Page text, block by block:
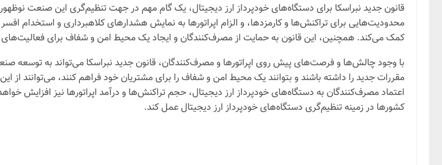
قانون جدید نبراسکا برای دستگاه‌های خودپرداز ارز دیجیتال، یک گام مهم در جهت تنظیم‌گری این صنعت
محدودیت‌هایی برای تراکنش‌ها و کارمزدها، و الزام اپراتورها به نمایش هشدارهای کلاهبرداری و استخدام
کمک می‌کند. همچنین، این قانون به حمایت از مصرف‌کنندگان و ایجاد یک محیط امن و شفاف برای
با وجود چالش‌ها و فرصت‌های پیش روی اپراتورها و مصرف‌کنندگان، قانون جدید نبراسکا می‌تواند به توسعه
مقررات جدید را داشته باشند و بتوانند یک محیط امن و شفاف را برای مشتریان خود فراهم کنند، می‌توانند از
اعتماد مصرف‌کنندگان به دستگاه‌های خودپرداز ارز دیجیتال، حجم تراکنش‌ها و درآمد اپراتورها نیز افزایش
کشورها در زمینه تنظیم‌گری دستگاه‌های خودپرداز ارز دیجیتال عمل کند.